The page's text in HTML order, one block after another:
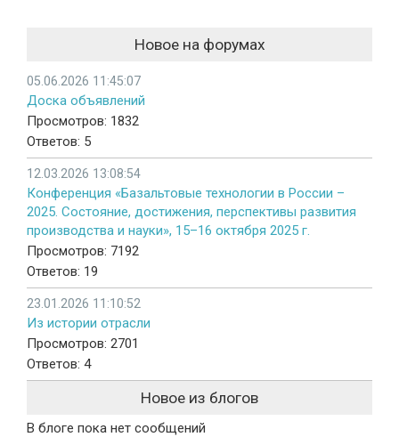
Новое на форумах
05.06.2026 11:45:07
Доска объявлений
Просмотров: 1832
Ответов: 5
12.03.2026 13:08:54
Конференция «Базальтовые технологии в России –
2025. Состояние, достижения, перспективы развития
производства и науки», 15–16 октября 2025 г.
Просмотров: 7192
Ответов: 19
23.01.2026 11:10:52
Из истории отрасли
Просмотров: 2701
Ответов: 4
Новое из блогов
В блоге пока нет сообщений